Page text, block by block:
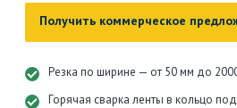
Получить коммерческое
Резка по ширине — от 50 мм до
Горячая сварка ленты в кольцо